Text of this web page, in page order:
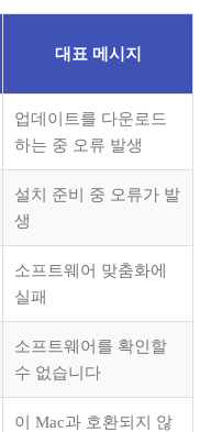
대표 메시지
업데이트를 다운로드
하는 중 오류 발생
설치 준비 중 오류가 발
생
소프트웨어 맞춤화에
실패
소프트웨어를 확인할
수 없습니다
이 Mac과 호환되지 않